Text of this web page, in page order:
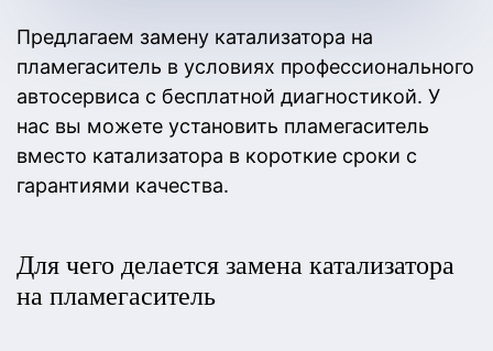
Предлагаем замену катализатора на
пламегаситель в условиях профессионального
автосервиса с бесплатной диагностикой. У
нас вы можете установить пламегаситель
вместо катализатора в короткие сроки с
гарантиями качества.
Для чего делается замена катализатора
на пламегаситель